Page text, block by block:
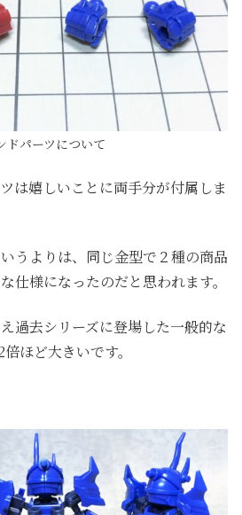
ドパーツについて
は嬉しいことに両手分が付属しま
うよりは、同じ金型で２種の商品
仕様になったのだと思われます。
過去シリーズに登場した一般的な
ほど大きいです。